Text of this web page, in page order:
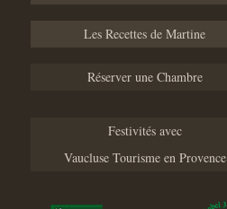
Les Recettes de Martine
Réserver une Chambre
Festivités avec
Vaucluse Tourisme en Provence